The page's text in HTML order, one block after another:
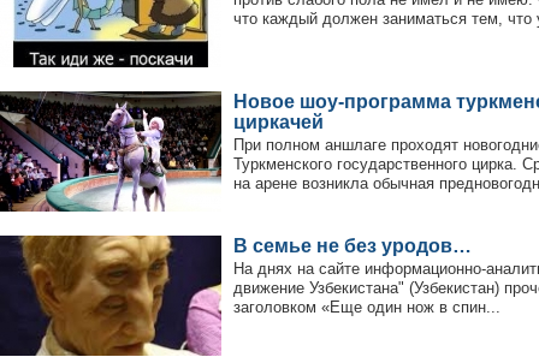
что каждый должен заниматься тем, что
Новое шоу-программа
циркачей
При полном аншлаге проходят
Туркменского государственного цирка.
на арене возникла обычная
В семье не без уродов…
На днях на сайте информационно-
движение Узбекистана" (Узбекистан)
заголовком «Еще один нож в спин...